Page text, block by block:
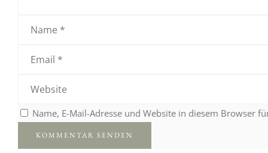
Name, E-Mail-Adresse und Website in diesem Browser